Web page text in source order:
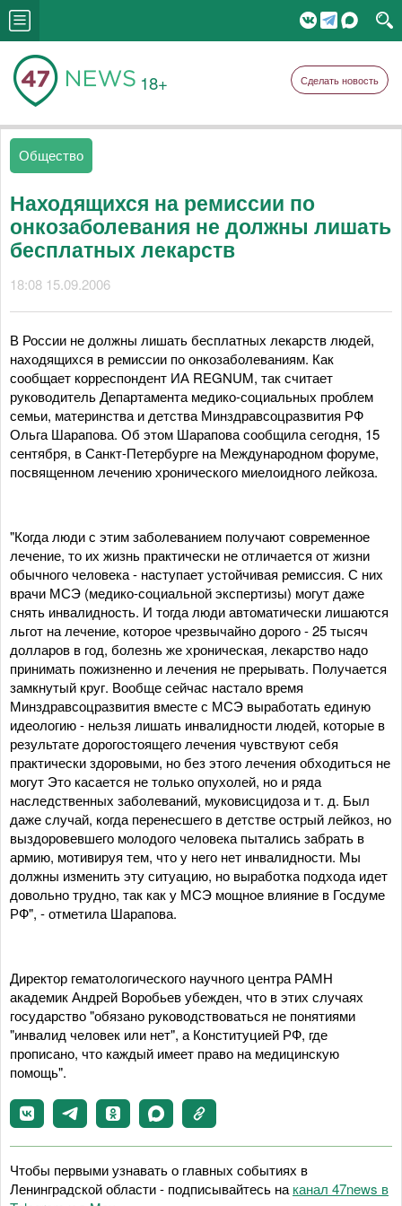
18+ Сделать новость
Общество
Находящихся на ремиссии по
онкозаболевания не должны лишать
бесплатных лекарств
18:08 15.09.2006
В России не должны лишать бесплатных лекарств людей,
находящихся в ремиссии по онкозаболеваниям. Как
сообщает корреспондент ИА REGNUM, так считает
руководитель Департамента медико-социальных проблем
семьи, материнства и детства Минздравсоцразвития РФ
Ольга Шарапова. Об этом Шарапова сообщила сегодня, 15
сентября, в Санкт-Петербурге на Международном форуме,
посвященном лечению хронического миелоидного лейкоза.
"Когда люди с этим заболеванием получают современное
лечение, то их жизнь практически не отличается от жизни
обычного человека - наступает устойчивая ремиссия. С них
врачи МСЭ (медико-социальной экспертизы) могут даже
снять инвалидность. И тогда люди автоматически лишаются
льгот на лечение, которое чрезвычайно дорого - 25 тысяч
долларов в год, болезнь же хроническая, лекарство надо
принимать пожизненно и лечения не прерывать. Получается
замкнутый круг. Вообще сейчас настало время
Минздравсоцразвития вместе с МСЭ выработать единую
идеологию - нельзя лишать инвалидности людей, которые в
результате дорогостоящего лечения чувствуют себя
практически здоровыми, но без этого лечения обходиться не
могут Это касается не только опухолей, но и ряда
наследственных заболеваний, муковисцидоза и т. д. Был
даже случай, когда перенесшего в детстве острый лейкоз, но
выздоровевшего молодого человека пытались забрать в
армию, мотивируя тем, что у него нет инвалидности. Мы
должны изменить эту ситуацию, но выработка подхода идет
довольно трудно, так как у МСЭ мощное влияние в Госдуме
РФ", - отметила Шарапова.
Директор гематологического научного центра РАМН
академик Андрей Воробьев убежден, что в этих случаях
государство "обязано руководствоваться не понятиями
"инвалид человек или нет", а Конституцией РФ, где
прописано, что каждый имеет право на медицинскую
помощь".
Чтобы первыми узнавать о главных событиях в
Ленинградской области - подписывайтесь на канал 47news в